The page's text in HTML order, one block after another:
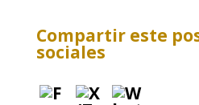
Compartir este
sociales